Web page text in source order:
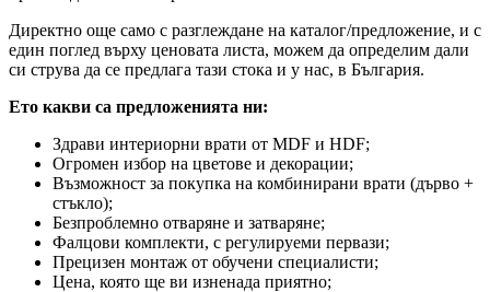
Директно още само с разглеждане на каталог/предложение, и с
един поглед върху ценовата листа, можем да определим дали
си струва да се предлага тази стока и у нас, в България.
Ето какви са предложенията ни:
Здрави интериорни врати от MDF и HDF;
Огромен избор на цветове и декорации;
Възможност за покупка на комбинирани врати (дърво +
стъкло);
Безпроблемно отваряне и затваряне;
Фалцови комплекти, с регулируеми первази;
Прецизен монтаж от обучени специалисти;
Цена, която ще ви изненада приятно;